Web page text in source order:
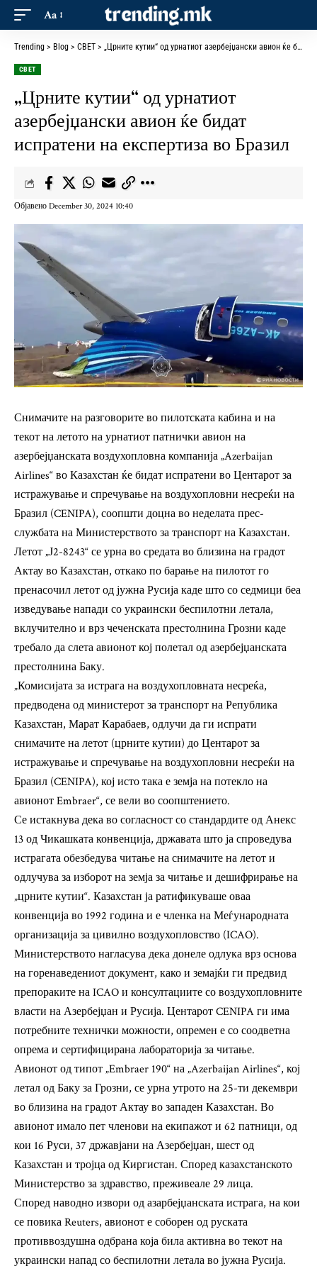
Aa
Trending > Blog > СВЕТ > „Црните кутии“ од урнатиот азербејџански авион ќе бидат испратени на експертиза во Бразил
СВЕТ
„Црните кутии“ од урнатиот
азербејџански авион ќе бидат
испратени на експертиза во Бразил
Објавено December 30, 2024 10:40
Снимачите на разговорите во пилотската кабина и на
текот на летото на урнатиот патнички авион на
азербејџанската воздухопловна компанија „Azerbaijan
Airlines“ во Казахстан ќе бидат испратени во Центарот за
истражување и спречување на воздухопловни несреќи на
Бразил (CENIPA), соопшти доцна во неделата прес-
службата на Министерството за транспорт на Казахстан.
Летот „Ј2-8243“ се урна во средата во близина на градот
Актау во Казахстан, откако по барање на пилотот го
пренасочил летот од јужна Русија каде што со седмици беа
изведување напади со украински беспилотни летала,
вклучително и врз чеченската престолнина Грозни каде
требало да слета авионот кој полетал од азербејџанската
престолнина Баку.
„Комисијата за истрага на воздухопловната несреќа,
предводена од министерот за транспорт на Република
Казахстан, Марат Карабаев, одлучи да ги испрати
снимачите на летот (црните кутии) до Центарот за
истражување и спречување на воздухопловни несреќи на
Бразил (CENIPA), кој исто така е земја на потекло на
авионот Embraer“, се вели во соопштението.
Се истакнува дека во согласност со стандардите од Анекс
13 од Чикашката конвенција, државата што ја спроведува
истрагата обезбедува читање на снимачите на летот и
одлучува за изборот на земја за читање и дешифрирање на
„црните кутии“. Казахстан ја ратификуваше оваа
конвенција во 1992 година и е членка на Меѓународната
организација за цивилно воздухопловство (ICAO).
Министерството нагласува дека донеле одлука врз основа
на горенаведениот документ, како и земајќи ги предвид
препораките на ICAO и консултациите со воздухопловните
власти на Азербејџан и Русија. Центарот CENIPA ги има
потребните технички можности, опремен е со соодветна
опрема и сертифицирана лабораторија за читање.
Авионот од типот „Embraer 190“ на „Azerbaijan Airlines“, кој
летал од Баку за Грозни, се урна утрото на 25-ти декември
во близина на градот Актау во западен Казахстан. Во
авионот имало пет членови на екипажот и 62 патници, од
кои 16 Руси, 37 државјани на Азербејџан, шест од
Казахстан и тројца од Киргистан. Според казахстанското
Министерство за здравство, преживеале 29 лица.
Според наводно извори од азарбејџанската истрага, на кои
се повика Reuters, авионот е соборен од руската
противвоздушна одбрана која била активна во текот на
украински напад со беспилотни летала во јужна Русија.